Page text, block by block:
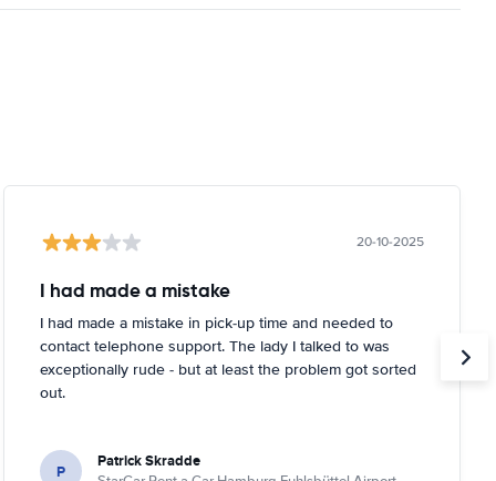
20-10-2025
I had made a mistake
I had made a mistake in pick-up time and needed to
contact telephone support. The lady I talked to was
exceptionally rude - but at least the problem got sorted
out.
P Patrick Skradde